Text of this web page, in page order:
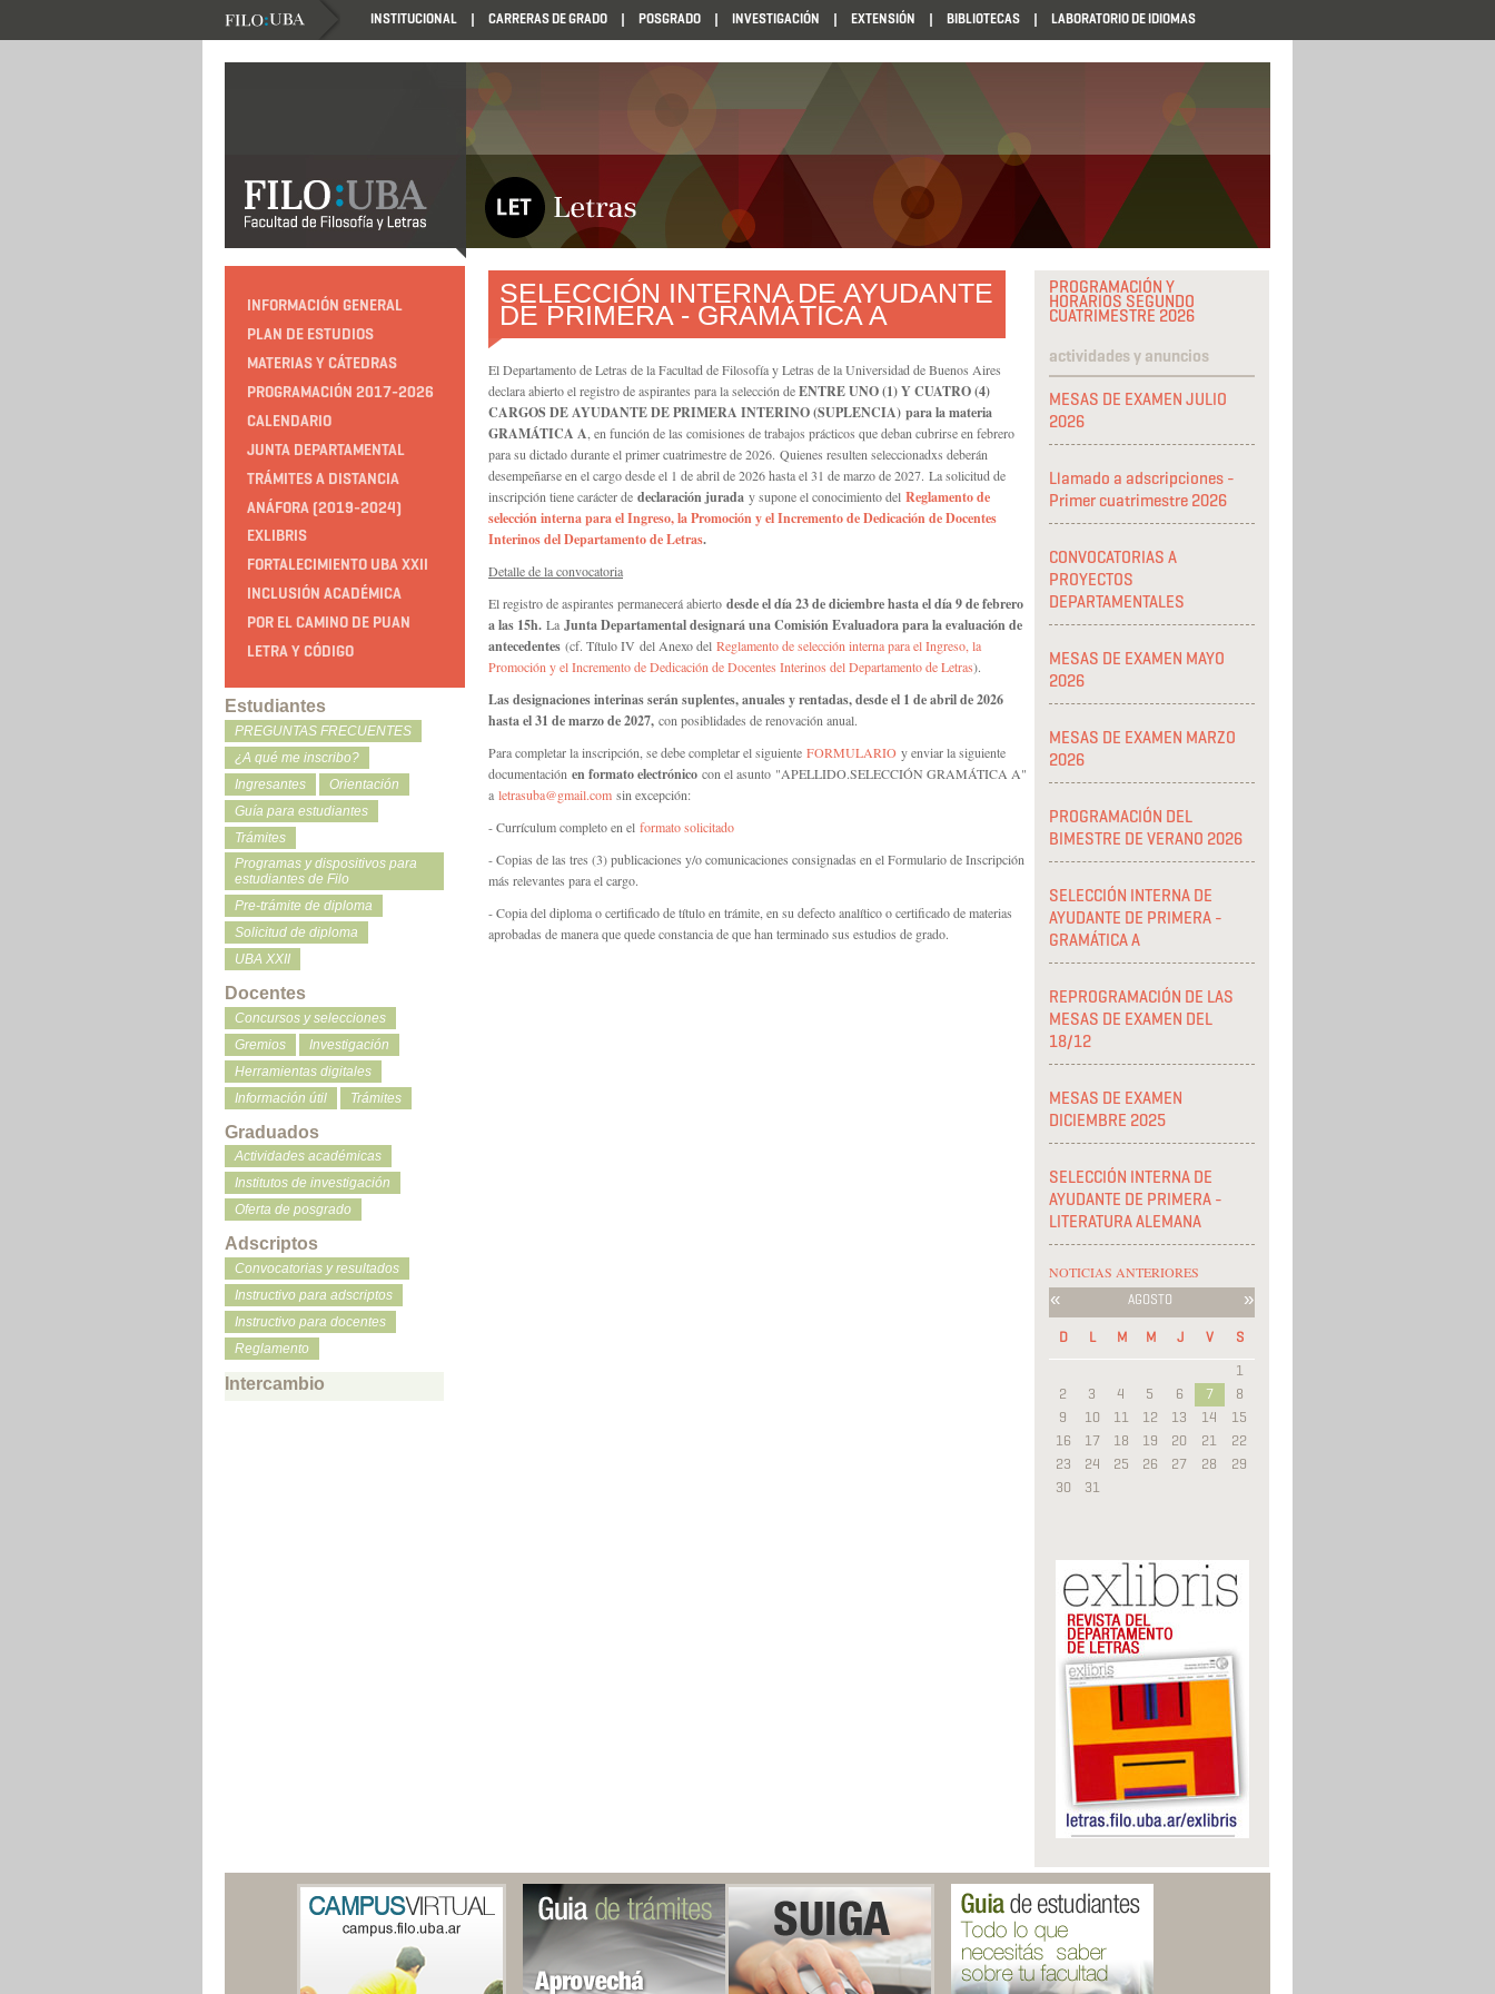
INSTITUCIONAL CARRERAS DE GRADO POSGRADO INVESTIGACIÓN EXTENSIÓN BIBLIOTECAS LABORATORIO DE IDIOMAS
INFORMACIÓN GENERAL
PLAN DE ESTUDIOS
MATERIAS Y CÁTEDRAS
PROGRAMACIÓN 2017-2026
CALENDARIO
JUNTA DEPARTAMENTAL
TRÁMITES A DISTANCIA
ANÁFORA (2019-2024)
EXLIBRIS
FORTALECIMIENTO UBA XXII
INCLUSIÓN ACADÉMICA
POR EL CAMINO DE PUAN
LETRA Y CÓDIGO
Estudiantes
PREGUNTAS FRECUENTES
¿A qué me inscribo?
Ingresantes
Orientación
Guía para estudiantes
Trámites
Programas y dispositivos para
estudiantes de Filo
Pre-trámite de diploma
Solicitud de diploma
UBA XXII
Docentes
Concursos y selecciones
Gremios
Investigación
Herramientas digitales
Información útil
Trámites
Graduados
Actividades académicas
Institutos de investigación
Oferta de posgrado
Adscriptos
Convocatorias y resultados
Instructivo para adscriptos
Instructivo para docentes
Reglamento
Intercambio
PROGRAMACIÓN Y
HORARIOS SEGUNDO
CUATRIMESTRE 2026
actividades y anuncios
MESAS DE EXAMEN JULIO
2026
Llamado a adscripciones -
Primer cuatrimestre 2026
CONVOCATORIAS A
PROYECTOS
DEPARTAMENTALES
MESAS DE EXAMEN MAYO
2026
MESAS DE EXAMEN MARZO
2026
PROGRAMACIÓN DEL
BIMESTRE DE VERANO 2026
SELECCIÓN INTERNA DE
AYUDANTE DE PRIMERA -
GRAMÁTICA A
REPROGRAMACIÓN DE LAS
MESAS DE EXAMEN DEL
18/12
MESAS DE EXAMEN
DICIEMBRE 2025
SELECCIÓN INTERNA DE
AYUDANTE DE PRIMERA -
LITERATURA ALEMANA
NOTICIAS ANTERIORES
« AGOSTO »
D L M M J V
S
1
2
3 4 5 6 7
8
9
10 11 12 13 14
15
16
17 18 19 20 21
22
23
24 25 26 27 28
29
30
31
SELECCIÓN INTERNA DE AYUDANTE
DE PRIMERA - GRAMÁTICA A
El Departamento de Letras de la Facultad de Filosofía y Letras de la Universidad de Buenos Aires
declara abierto el registro de aspirantes para la selección deENTRE UNO (1) Y CUATRO (4)
CARGOS DE AYUDANTE DE PRIMERA INTERINO (SUPLENCIA) para la materia
GRAMÁTICA A , en función de las comisiones de trabajos prácticos que deban cubrirse en febrero
para su dictado durante el primer cuatrimestre de 2026. Quienes resulten seleccionadxs deberán
desempeñarse en el cargo desde el 1 de abril de 2026 hasta el 31 de marzo de 2027. La solicitud de
inscripción tiene carácter de declaración jurada y supone el conocimiento del Reglamento de
selección interna para el Ingreso, la Promoción y el Incremento de Dedicación de Docentes
Interinos del Departamento de Letras.
Detalle de la convocatoria
El registro de aspirantes permanecerá abierto desde el día 23 de diciembre hasta el día 9 de febrero
a las 15h. La Junta Departamental designará una Comisión Evaluadora para la evaluación de
antecedentes (cf. Título IV del Anexo del Reglamento de selección interna para el Ingreso, la
Promoción y el Incremento de Dedicación de Docentes Interinos del Departamento de Letras).
Las designaciones interinas serán suplentes, anuales y rentadas, desde el 1 de abril de 2026
hasta el 31 de marzo de 2027, con posiblidades de renovación anual.
Para completar la inscripción, se debe completar el siguiente FORMULARIO y enviar la siguiente
documentación en formato electrónico con el asunto "APELLIDO.SELECCIÓN GRAMÁTICA A"
a letrasuba@gmail.com sin excepción:
- Currículum completo en el formato solicitado
- Copias de las tres (3) publicaciones y/o comunicaciones consignadas en el Formulario de Inscripción
más relevantes para el cargo.
- Copia del diploma o certificado de título en trámite, en su defecto analítico o certificado de materias
aprobadas de manera que quede constancia de que han terminado sus estudios de grado.